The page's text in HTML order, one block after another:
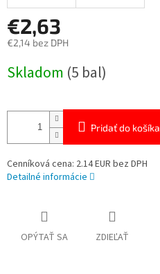
€2,63
€2,14 bez DPH
cena:
Skladom (5 bal)
Pridať do košíka
Cenníková cena: 2.14 EUR bez DPH
Detailné informácie
OPÝTAŤ SA ZDIEĽAŤ